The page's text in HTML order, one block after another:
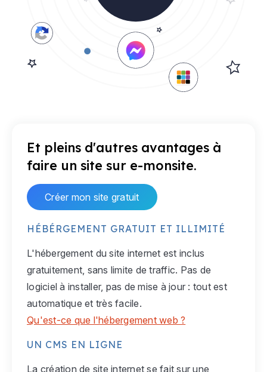
Et pleins d'autres avantages à
faire un site sur e-monsite.
Créer mon site gratuit
HÉBÉRGEMENT GRATUIT ET ILLIMITÉ
L'hébergement du site internet est inclus
gratuitement, sans limite de traffic. Pas de
logiciel à installer, pas de mise à jour : tout est
automatique et très facile.
Qu'est-ce que l'hébergement web ?
UN CMS EN LIGNE
La création de site internet se fait sur une